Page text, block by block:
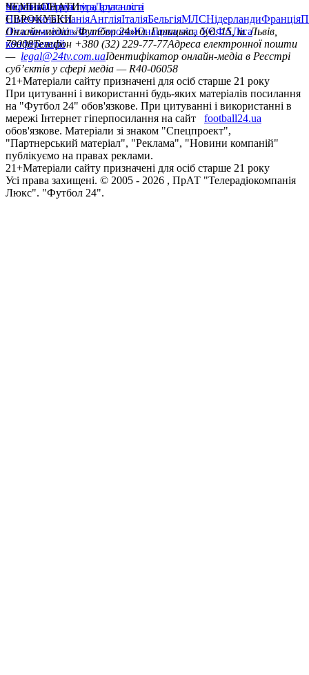
політикаСтруктура власності
УкраїнаПерша лігаДруга ліга
ЧЕМПІОНАТИ
НімеччинаІспаніяАнгліяІталіяБельгіяМЛСНідерландиФранція
ЄВРОКУБКИ
Ліга чемпіонівЛіга ЄвропиЮнацька ліга УЄФАЛіга
конференцій
Онлайн-медіа «Футбол 24»пл. Галицька, буд. 15, м. Львів,
79008Телефон +380 (32) 229-77-77Адреса електронної пошти
— legal@24tv.com.uaІдентифікатор онлайн-медіа в Реєстрі
суб’єктів у сфері медіа — R40-06058
21+Матеріали сайту призначені для осіб старше 21 року
При цитуванні і використанні будь-яких матеріалів посилання
на "Футбол 24" обов'язкове. При цитуванні і використанні в
мережі Інтернет гіперпосилання на сайт
football24.ua
обов'язкове. Матеріали зі знаком "Спецпроект",
"Партнерський матеріал", "Реклама", "Новини компаній"
публікуємо на правах реклами.
21+Матеріали сайту призначені для осіб старше 21 року
Усi права захищенi. © 2005 - 2026 , ПрАТ "Телерадіокомпанія
Люкс". "Футбол 24".